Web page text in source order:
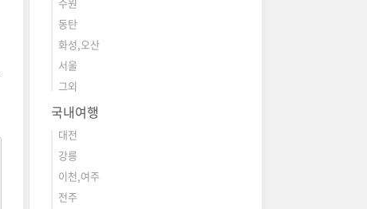
동탄
화성,오산
서울
그외
국내여행
대전
강릉
이천,여주
전주